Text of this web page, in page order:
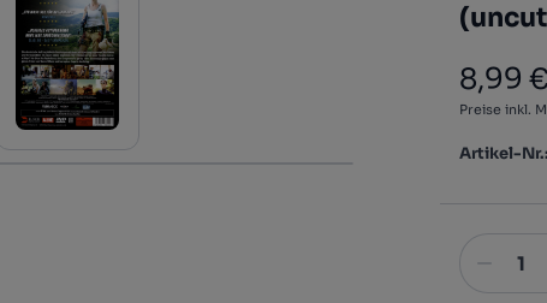
8,99 €
Preise inkl.
Artikel-